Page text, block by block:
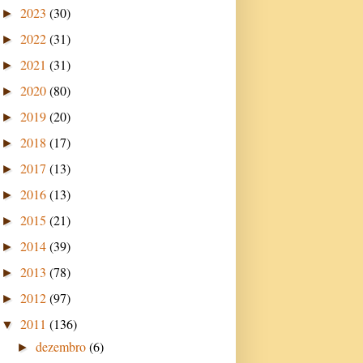
► 2023 (30)
► 2022(31)
► 2021 (31)
► 2020(80)
► 2019(20)
► 2018 (17)
► 2017 (13)
► 2016(13)
► 2015 (21)
► 2014(39)
► 2013 (78)
► 2012(97)
▼ 2011 (136)
►dezembro(6)